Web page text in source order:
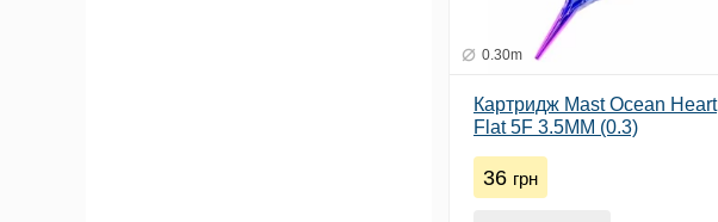
0.30m
Картридж Mast Ocean Heart
Flat 5F 3.5MM (0.3)
36 грн